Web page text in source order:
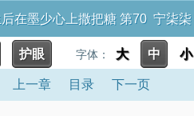
在墨少心上撒把糖 第70 宁柒柒
护眼 字体： 大 中 小
上一章 目录 下一页